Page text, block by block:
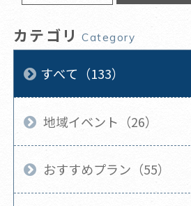
カテゴリ Category
すべて（133）
地域イベント（26）
おすすめプラン（55）